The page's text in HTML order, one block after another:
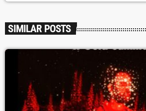
SIMILAR POSTS